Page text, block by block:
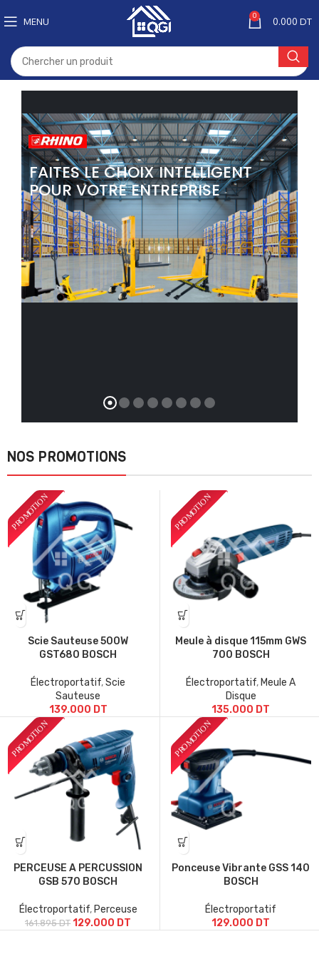
MENU 0 0.000 DT
FAITES LE CHOIX INTELLIGENT
POUR VOTRE ENTREPRISE
NOS PROMOTIONS
Scie Sauteuse 500W
GST680 BOSCH
Électroportatif,Scie
Sauteuse
139.000 DT
Meule à disque 115mm GWS
700 BOSCH
Électroportatif, Meule A
Disque
135.000 DT
PERCEUSE A PERCUSSION
GSB 570 BOSCH
Électroportatif, Perceuse
161.895DT 129.000 DT
Ponceuse Vibrante GSS 140
BOSCH
Électroportatif
129.000 DT